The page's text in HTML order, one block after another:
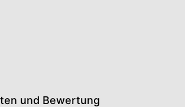
und Bewertung